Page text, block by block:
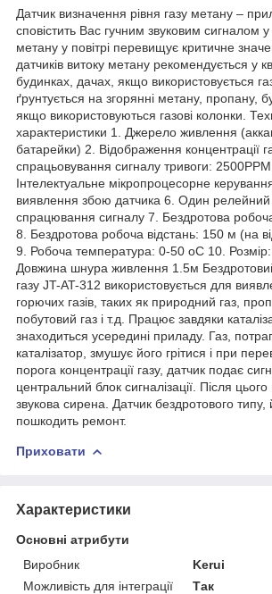
Датчик визначення рівня газу метану –
сповістить Вас гучним звуковим сигналом
метану у повітрі перевищує критичне
датчиків витоку метану рекомендується у
будинках, дачах, якщо використовується
ґрунтується на згорянні метану, пропану,
якщо використовуються газові колонки.
характеристики 1. Джерело живлення
батарейки) 2. Відображення концентрації
спрацьовування сигналу тривоги:
Інтелектуальне мікропроцесорне
виявлення збою датчика 6. Один релейний
спрацювання сигналу 7. Бездротова
8. Бездротова робоча відстань: 150 м (на
9. Робоча температура: 0-50 оС 10.
Довжина шнура живлення 1.5м
газу JT-AT-312 використовується для
горючих газів, таких як природний газ,
побутовий газ і т.д. Працює завдяки
знаходиться усередині приладу. Газ,
каталізатор, змушує його грітися і при
порога концентрації газу, датчик подає
центральний блок сигналізації. Після
звукова сирена. Датчик бездротового
пошкодить ремонт.
Приховати
Характеристики
Основні атрибути
Виробник
Kerui
Можливість для інтеграції
Так